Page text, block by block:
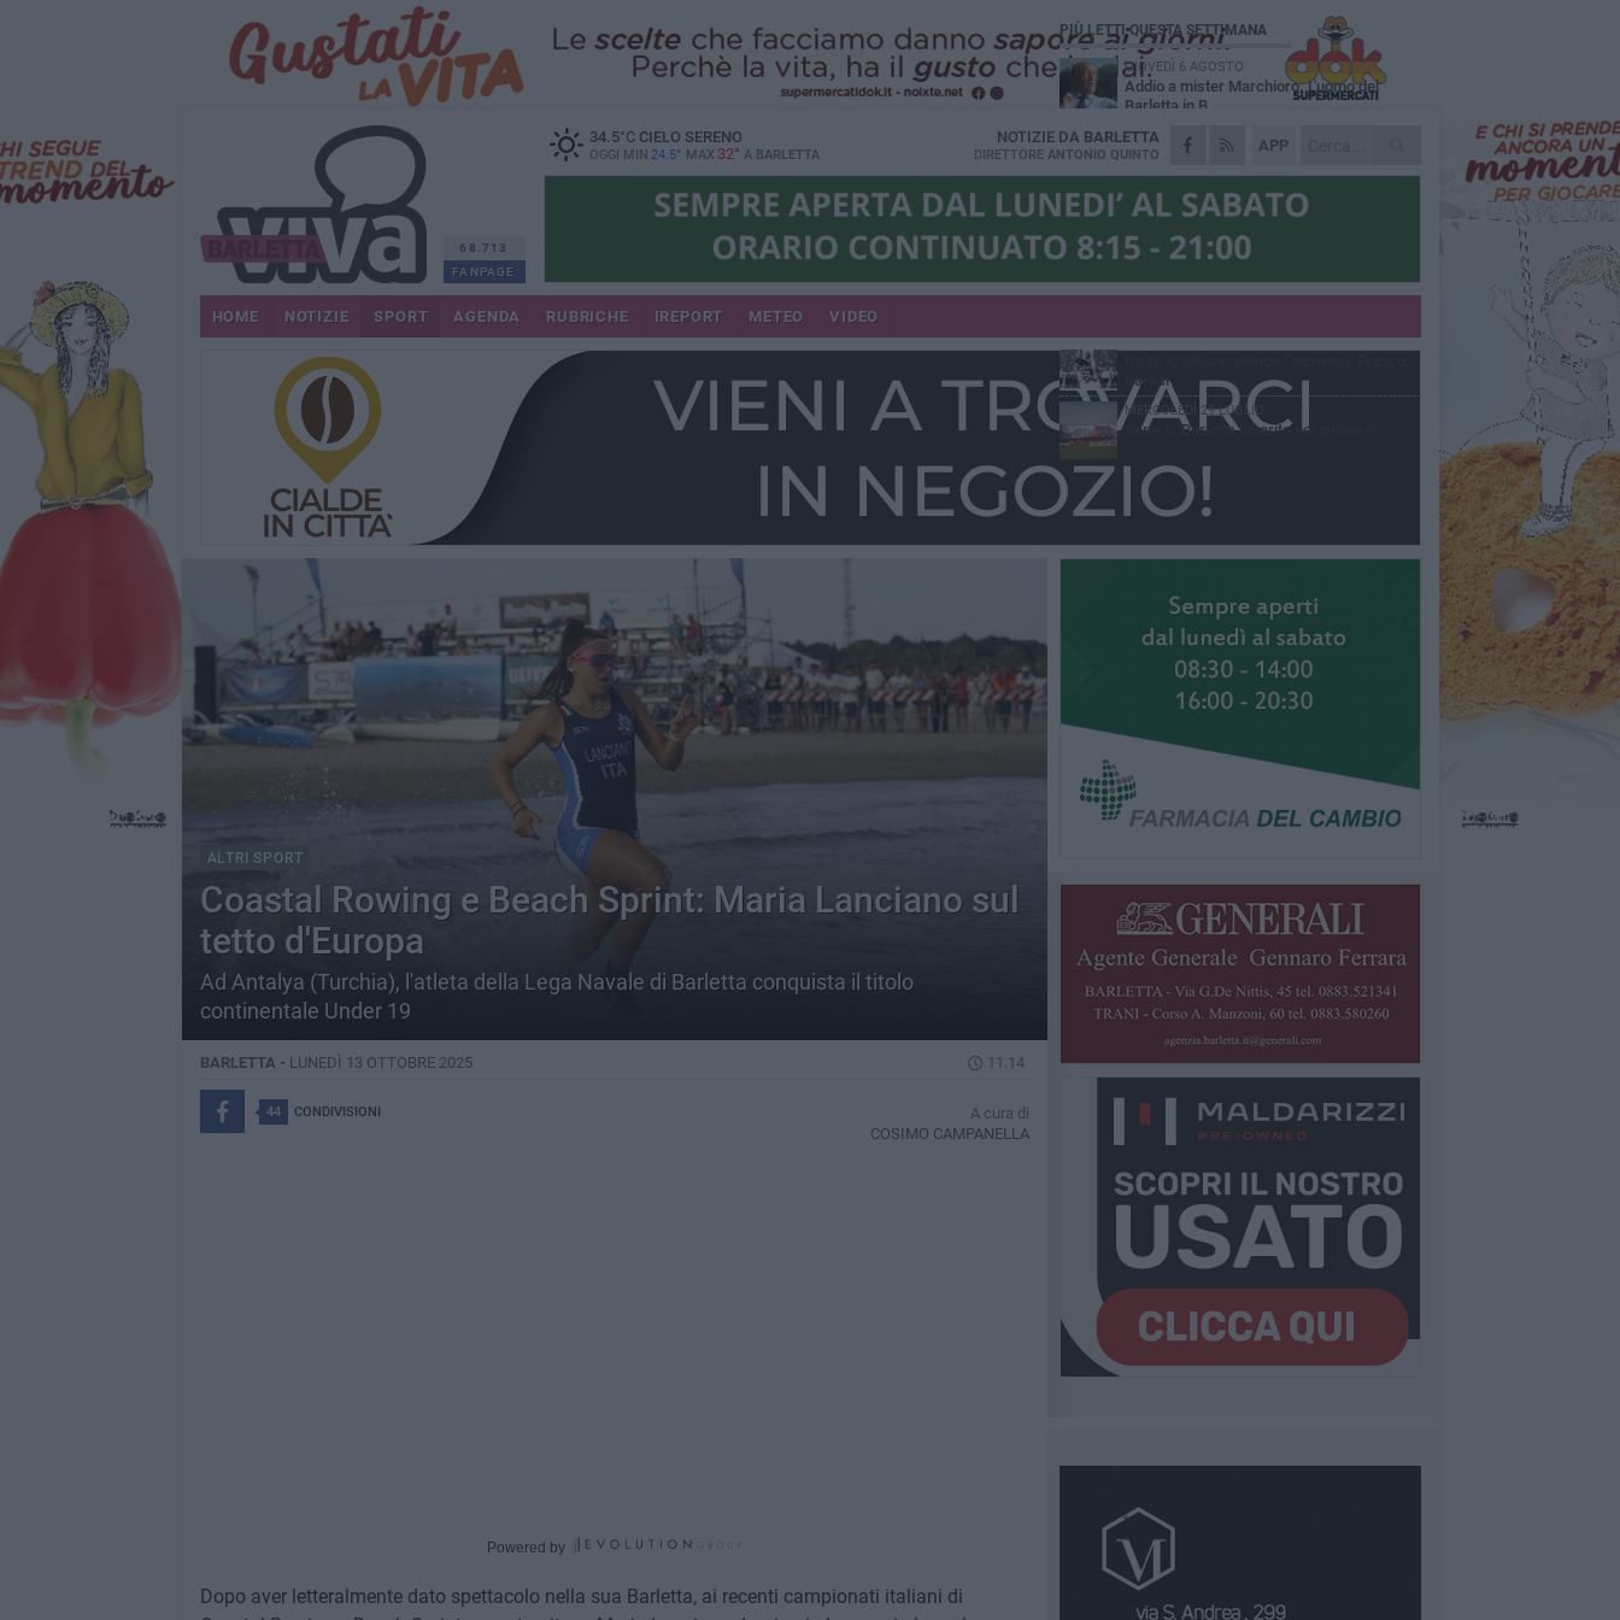
68.713
FANPAGE
34.5°CCIELO SERENO
OGGI MIN 24.5° MAX 32° A BARLETTA
APP
NOTIZIE DA BARLETTA
DIRETTORE ANTONIO QUINTO
HOME NOTIZIE SPORT AGENDA RUBRICHE IREPORT METEO VIDEO
ALTRI SPORT
Coastal Rowing e Beach Sprint: Maria Lanciano sul
tetto d'Europa
Ad Antalya (Turchia), l'atleta della Lega Navale di Barletta conquista il titolo
continentale Under 19
BARLETTA - LUNEDÌ 13 OTTOBRE 2025 11.14
44 CONDIVISIONI
A cura di
COSIMO CAMPANELLA
Powered by
Dopo aver letteralmente dato spettacolo nella sua Barletta, ai recenti campionati italiani di
PIÙ LETTI QUESTA SETTIMANA
GIOVEDÌ 6 AGOSTO
Addio a mister Marchioro. L'uomo del
Barletta in B
SABATO 1 AGOSTO
Poker di Da Silva, Barletta batte Soccer
Trani 4-1 in amichevole
VENERDÌ 31 LUGLIO
prime otto giornate di campionato.
Barletta 1922: un avvio tostissimo e
VENERDÌ 31 LUGLIO
Baresi
MERCOLEDÌ 29 LUGLIO
Serie C, Barletta inserito nel girone C